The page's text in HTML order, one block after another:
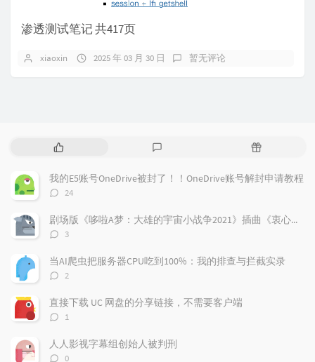
渗透测试笔记 共417页
xiaoxin 2025 年 03 月 30 日 暂无评论
热
文
章
评
随
文
章
我的E5账号OneDrive被封了！！OneDrive账号解封申请教程
评
数：
24
剧场版《哆啦A梦：大雄的宇宙小战争2021》插曲《衷心感谢》
评
数：
3
当AI爬虫把服务器CPU吃到100%：我的排查与拦截实录
评
数：
2
直接下载 UC 网盘的分享链接，不需要客户端
评
数：
1
人人影视字幕组创始人被判刑
评
0